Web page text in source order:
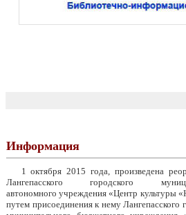
Информация
1 октября 2015 года, произведена
Лангепасского городского
автономного учреждения «Центр культуры
путем присоединения к нему Лангепасского